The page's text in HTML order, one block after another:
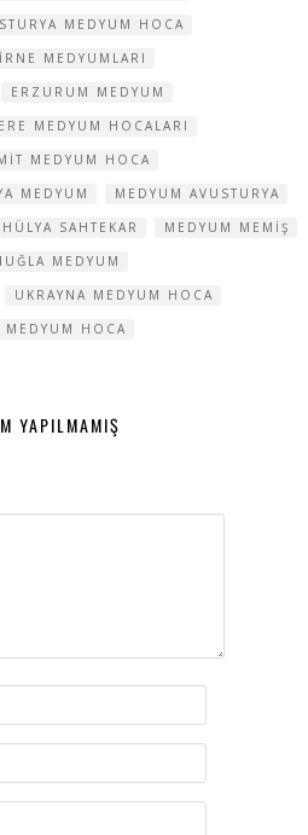
MEDYUM HOCA
MEDYUMLARI
ERZURUM MEDYUM
MEDYUM HOCALARI
MEDYUM HOCA
MEDYUM
MEDYUM AVUSTURYA
SAHTEKAR
MEDYUM MEMIŞ
MEDYUM
UKRAYNA MEDYUM HOCA
MEDYUM HOCA
YAPILMAMIŞ